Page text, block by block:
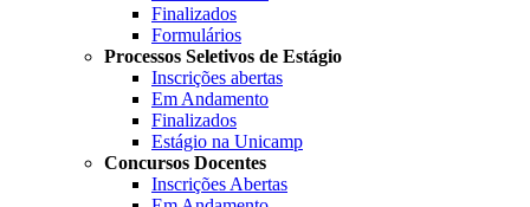
Finalizados
Formulários
Processos Seletivos de Estágio
Inscrições abertas
Em Andamento
Finalizados
Estágio na Unicamp
Concursos Docentes
Inscrições Abertas